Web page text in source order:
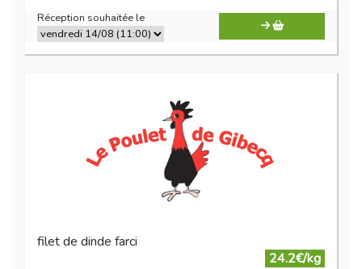
Réception souhaitée le
filet de dinde farci
24.2€/kg